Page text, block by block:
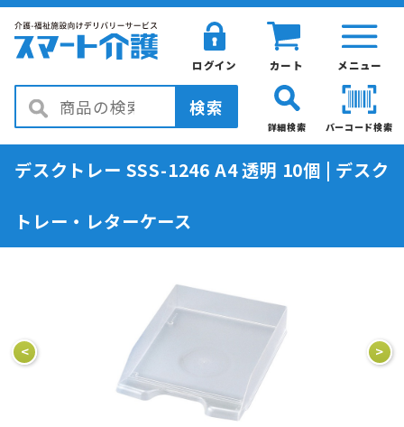
メニュー
カート
ログイン
検索
バーコード検索
詳細検索
デスクトレー SSS-1246 A4 透明 10個 | デスク
トレー・レターケース
< >